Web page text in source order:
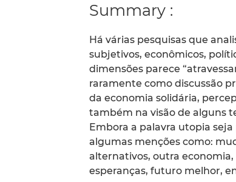
Summary :
Há várias pesquisas que
subjetivos, econômicos,
dimensões parece
raramente como discussão
da economia solidária,
também na visão de alguns
Embora a palavra utopia
algumas menções como:
alternativos, outra
esperanças, futuro melhor,